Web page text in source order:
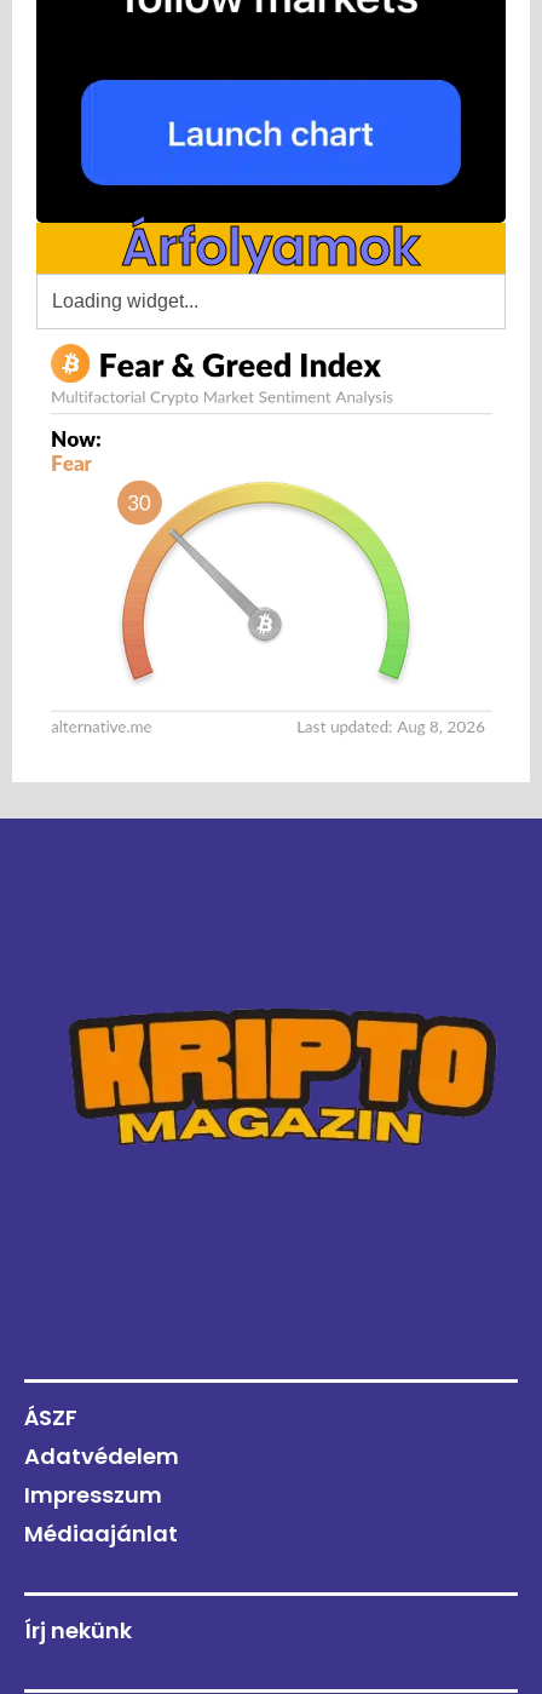
Árfolyamok
ÁSZF
Adatvédelem
Impresszum
Médiaajánlat
Írj nekünk